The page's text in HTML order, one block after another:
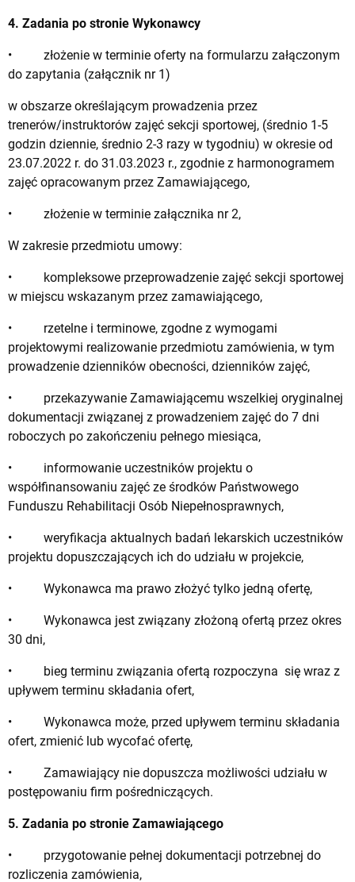
4. Zadania po stronie Wykonawcy
• złożenie w terminie oferty na formularzu załączonym
do zapytania (załącznik nr 1)
w obszarze określającym prowadzenia przez
trenerów/instruktorów zajęć sekcji sportowej, (średnio 1-5
godzin dziennie, średnio 2-3 razy w tygodniu) w okresie od
23.07.2022 r. do 31.03.2023 r., zgodnie z harmonogramem
zajęć opracowanym przez Zamawiającego,
• złożenie w terminie załącznika nr 2,
W zakresie przedmiotu umowy:
• kompleksowe przeprowadzenie zajęć sekcji sportowej
w miejscu wskazanym przez zamawiającego,
• rzetelne i terminowe, zgodne z wymogami
projektowymi realizowanie przedmiotu zamówienia, w tym
prowadzenie dzienników obecności, dzienników zajęć,
• przekazywanie Zamawiającemu wszelkiej oryginalnej
dokumentacji związanej z prowadzeniem zajęć do 7 dni
roboczych po zakończeniu pełnego miesiąca,
• informowanie uczestników projektu o
współfinansowaniu zajęć ze środków Państwowego
Funduszu Rehabilitacji Osób Niepełnosprawnych,
• weryfikacja aktualnych badań lekarskich uczestników
projektu dopuszczających ich do udziału w projekcie,
• Wykonawca ma prawo złożyć tylko jedną ofertę,
• Wykonawca jest związany złożoną ofertą przez okres
30 dni,
• bieg terminu związania ofertą rozpoczyna się wraz z
upływem terminu składania ofert,
• Wykonawca może, przed upływem terminu składania
ofert, zmienić lub wycofać ofertę,
• Zamawiający nie dopuszcza możliwości udziału w
postępowaniu firm pośredniczących.
5. Zadania po stronie Zamawiającego
• przygotowanie pełnej dokumentacji potrzebnej do
rozliczenia zamówienia,